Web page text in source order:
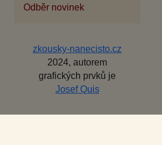
Odběr novinek
zkousky-nanecisto.cz
2024, autorem
grafických prvků je
Josef Quis